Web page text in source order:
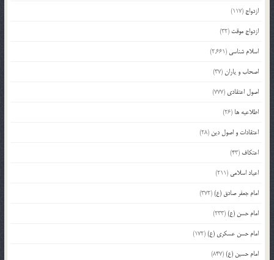
ازدواج (117)
ازدواج موقت (32)
اسلام شناسی (2,661)
اصحاب و یاران(37)
اصول اعتقادی (777)
اطلاعیه ها (26)
اعتقادات و اصول دین (28)
اعتکاف (43)
اعیاد اسلامی (211)
امام جعفر صادق (ع)(372)
امام حسن (ع)(233)
امام حسن عسکری (ع)(172)
امام حسین (ع)(847)